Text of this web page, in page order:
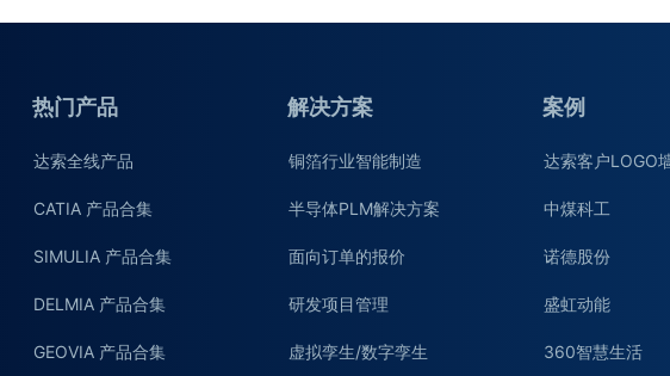
热门产品
达索全线产品
CATIA 产品合集
SIMULIA 产品合集
DELMIA 产品合集
GEOVIA 产品合集
解决方案
铜箔行业智能制造
半导体PLM解决方案
面向订单的报价
研发项目管理
虚拟孪生/数字孪生
案例
达索客户LOGO
中煤科工
诺德股份
盛虹动能
360智慧生活